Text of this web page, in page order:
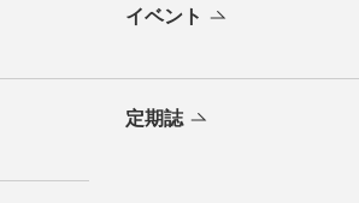
イベント
定期誌